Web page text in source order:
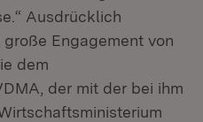
Ausdrücklich
Engagement von
dem
der mit der bei ihm